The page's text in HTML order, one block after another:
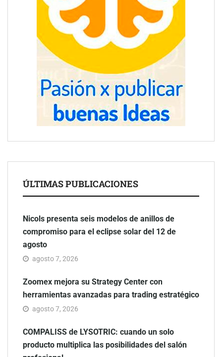
ÚLTIMAS PUBLICACIONES
Nicols presenta seis modelos de anillos de
compromiso para el eclipse solar del 12 de
agosto
agosto 7, 2026
Zoomex mejora su Strategy Center con
herramientas avanzadas para trading estratégico
agosto 7, 2026
COMPALISS de LYSOTRIC: cuando un solo
producto multiplica las posibilidades del salón